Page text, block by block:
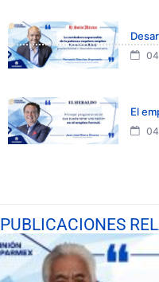
El
PUBLICACIONES